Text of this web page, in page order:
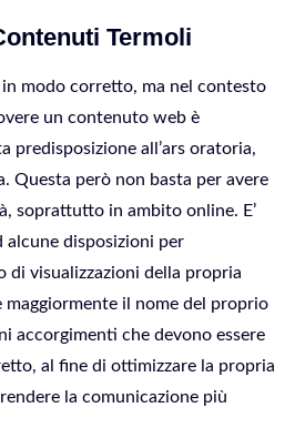
Termoli
modo corretto, ma nel contesto
un contenuto web è
predisposizione all’ars oratoria,
Questa però non basta per avere
soprattutto in ambito online. E’
alcune disposizioni per
di visualizzazioni della propria
maggiormente il nome del proprio
accorgimenti che devono essere
al fine di ottimizzare la propria
la comunicazione più